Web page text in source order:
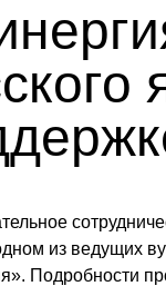
из ведущих
Подробности